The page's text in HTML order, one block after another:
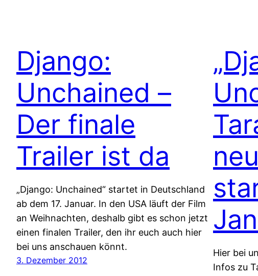
Django:
Unchained –
Der finale
Trailer ist da
„Django: Unchained“ startet in Deutschland
ab dem 17. Januar. In den USA läuft der Film
an Weihnachten, deshalb gibt es schon jetzt
einen finalen Trailer, den ihr euch auch hier
bei uns anschauen könnt.
3. Dezember 2012
Hier bei
Infos zu